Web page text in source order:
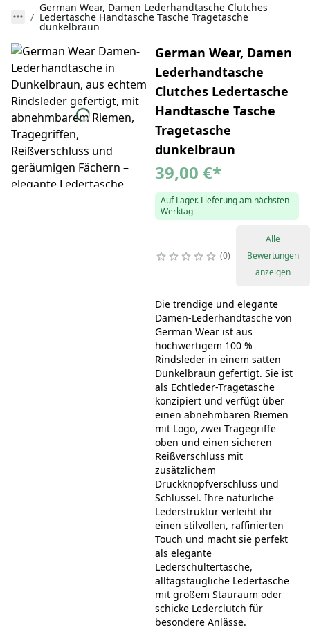
German Wear, Damen Lederhandtasche Clutches
Ledertasche Handtasche Tasche Tragetasche
dunkelbraun
German Wear, Damen
Lederhandtasche
Clutches Ledertasche
Handtasche Tasche
Tragetasche
dunkelbraun
39,00 €*
Auf Lager. Lieferung am nächsten
Werktag
0
Alle
Bewertungen
anzeigen
Die trendige und elegante
Damen-Lederhandtasche von
German Wear ist aus
hochwertigem 100 %
Rindsleder in einem satten
Dunkelbraun gefertigt. Sie ist
als Echtleder-Tragetasche
konzipiert und verfügt über
einen abnehmbaren Riemen
mit Logo, zwei Tragegriffe
oben und einen sicheren
Reißverschluss mit
zusätzlichem
Druckknopfverschluss und
Schlüssel. Ihre natürliche
Lederstruktur verleiht ihr
einen stilvollen, raffinierten
Touch und macht sie perfekt
als elegante
Lederschultertasche,
alltagstaugliche Ledertasche
mit großem Stauraum oder
schicke Lederclutch für
besondere Anlässe.